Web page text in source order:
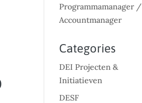
Programmamanager /
Accountmanager
Categories
DEI Projecten &
Initiatieven
DESF